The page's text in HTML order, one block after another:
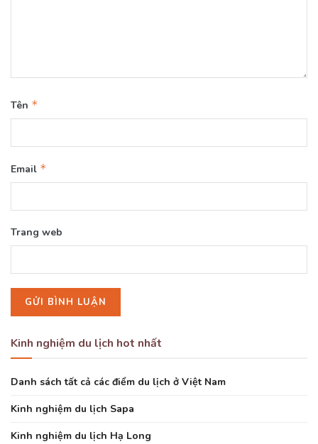
Tên *
Email *
Trang web
Kinh nghiệm du lịch hot nhất
Danh sách tất cả các điểm du lịch ở Việt Nam
Kinh nghiệm du lịch Sapa
Kinh nghiệm du lịch Hạ Long